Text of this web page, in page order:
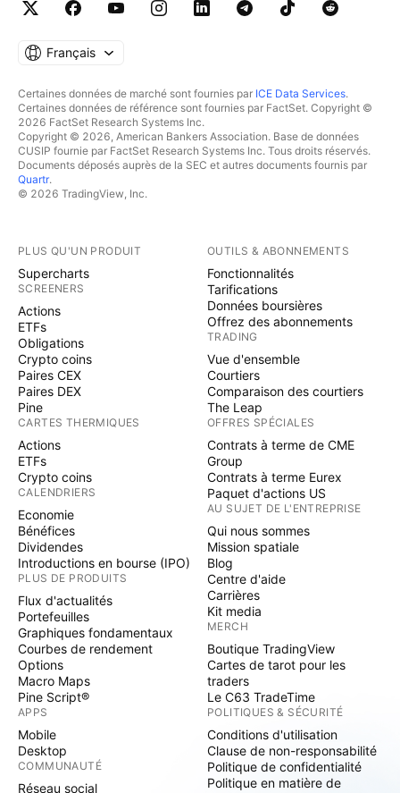
Français
Certaines données de marché sont fournies par ICE Data Services.
Certaines données de référence sont fournies par FactSet. Copyright ©
2026 FactSet Research Systems Inc.
Copyright © 2026, American Bankers Association. Base de données
CUSIP fournie par FactSet Research Systems Inc. Tous droits réservés.
Documents déposés auprès de la SEC et autres documents fournis par
Quartr.
© 2026 TradingView, Inc.
PLUS QU'UN PRODUIT
Supercharts
SCREENERS
Actions
ETFs
Obligations
Crypto coins
Paires CEX
Paires DEX
Pine
CARTES THERMIQUES
Actions
ETFs
Crypto coins
CALENDRIERS
Economie
Bénéfices
Dividendes
Introductions en bourse (IPO)
PLUS DE PRODUITS
Flux d'actualités
Portefeuilles
Graphiques fondamentaux
Courbes de rendement
Options
Macro Maps
Pine Script®
APPS
Mobile
Desktop
COMMUNAUTÉ
Réseau social
OUTILS & ABONNEMENTS
Fonctionnalités
Tarifications
Données boursières
Offrez des abonnements
TRADING
Vue d'ensemble
Courtiers
Comparaison des courtiers
The Leap
OFFRES SPÉCIALES
Contrats à terme de CME
Group
Contrats à terme Eurex
Paquet d'actions US
AU SUJET DE L'ENTREPRISE
Qui nous sommes
Mission spatiale
Blog
Centre d'aide
Carrières
Kit media
MERCH
Boutique TradingView
Cartes de tarot pour les
traders
Le C63 TradeTime
POLITIQUES & SÉCURITÉ
Conditions d'utilisation
Clause de non-responsabilité
Politique de confidentialité
Politique en matière de